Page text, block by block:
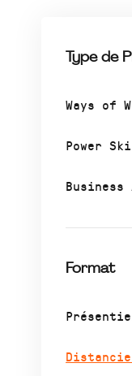
Type de
Ways of
Power
Business
Format